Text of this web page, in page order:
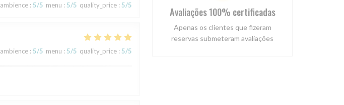
ambience : 5/5 menu : 5/5 quality_price : 5/5
ambience : 5/5 menu : 5/5 quality_price : 5/5
Avaliações 100% certificadas
Apenas os clientes que fizeram
reservas submeteram avaliações